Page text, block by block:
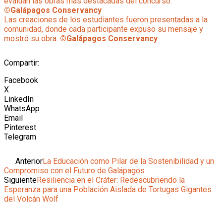
©Galápagos Conservancy
Las creaciones de los estudiantes fueron presentadas a la
comunidad, donde cada participante expuso su mensaje y
mostró su obra. ©Galápagos Conservancy
Compartir:
Facebook
X
LinkedIn
WhatsApp
Email
Pinterest
Telegram
AnteriorLa Educación como Pilar de la Sostenibilidad y un
Compromiso con el Futuro de Galápagos
SiguienteResiliencia en el Cráter: Redescubriendo la
Esperanza para una Población Aislada de Tortugas Gigantes
del Volcán Wolf